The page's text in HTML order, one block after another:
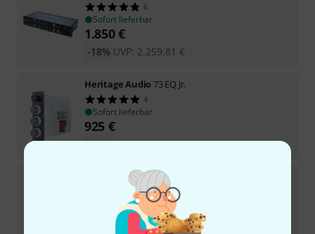
6
Sofort lieferbar
1.850€
UVP: 2.259,81 €
-18%
Heritage Audio73 EQ Jr.
4
Sofort lieferbar
925 €
UVP:1.129,31 €
-18%
Heritage Audio Grandchild 670
7
Kurzfristig lieferbar (2–5 Tage)
€